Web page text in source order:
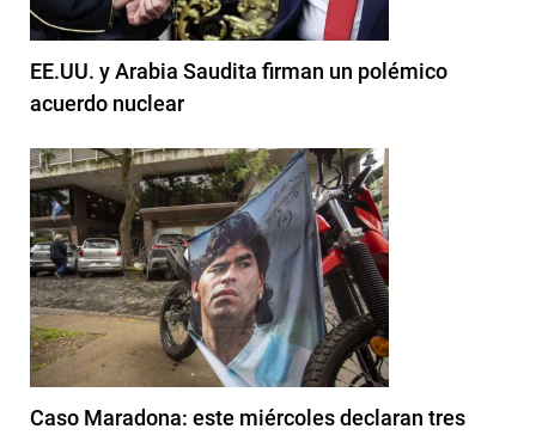
EE.UU. y Arabia Saudita firman un polémico
acuerdo nuclear
Caso Maradona: este miércoles declaran tres